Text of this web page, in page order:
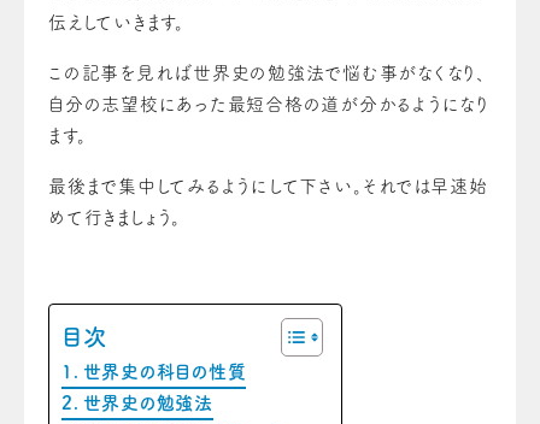
伝えしていきます。
この記事を見れば世界史の勉強法で悩む事がなくなり、
自分の志望校にあった最短合格の道が分かるようになり
ます。
最後まで集中してみるようにして下さい。それでは早速始
めて行きましょう。
目次
世界史の科目の性質
世界史の勉強法